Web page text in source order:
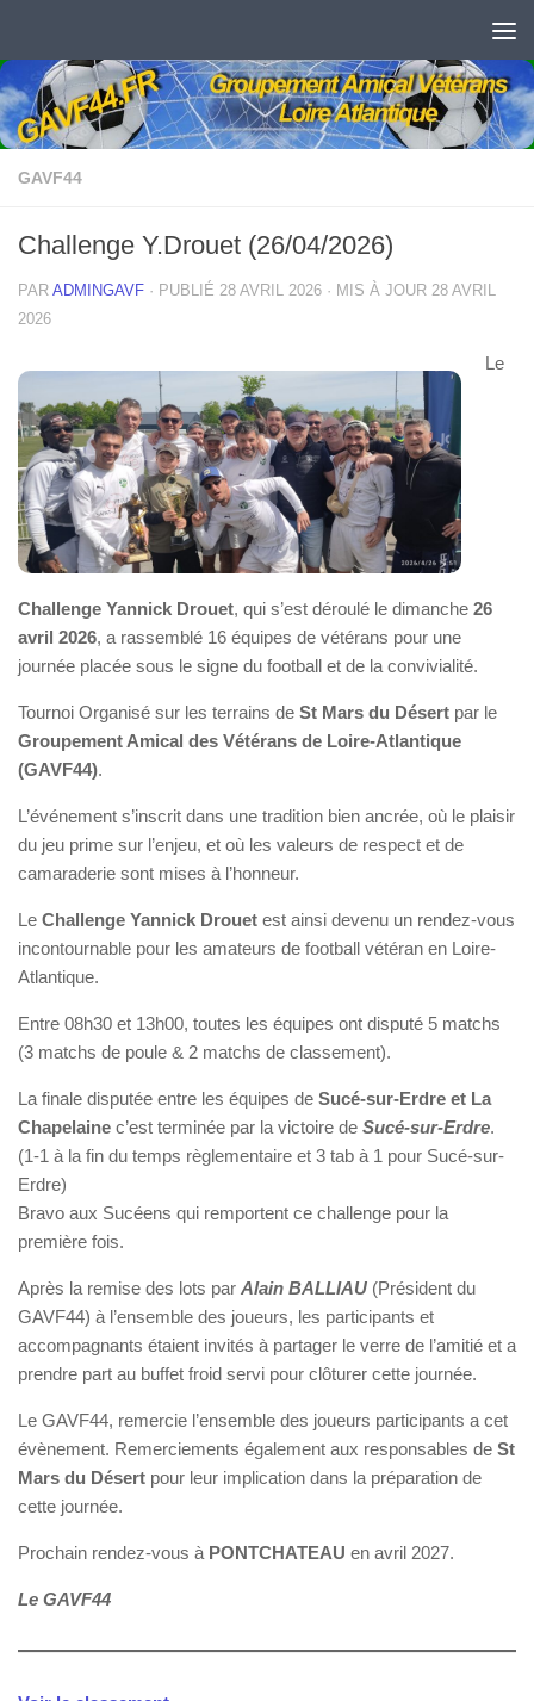
GAVF44
Challenge Y.Drouet (26/04/2026)
PAR ADMINGAVF · PUBLIÉ 28 AVRIL 2026 · MIS À JOUR 28 AVRIL
2026
Le
Challenge Yannick Drouet, qui s’est déroulé le dimanche 26
avril 2026, a rassemblé 16 équipes de vétérans pour une
journée placée sous le signe du football et de la convivialité.
Tournoi Organisé sur les terrains de St Mars du Désert par le
Groupement Amical des Vétérans de Loire-Atlantique
(GAVF44).
L’événement s’inscrit dans une tradition bien ancrée, où le plaisir
du jeu prime sur l’enjeu, et où les valeurs de respect et de
camaraderie sont mises à l’honneur.
Le Challenge Yannick Drouet est ainsi devenu un rendez-vous
incontournable pour les amateurs de football vétéran en Loire-
Atlantique.
Entre 08h30 et 13h00, toutes les équipes ont disputé 5 matchs
(3 matchs de poule & 2 matchs de classement).
La finale disputée entre les équipes de Sucé-sur-Erdre et La
Chapelaine c’est terminée par la victoire de Sucé-sur-Erdre.
(1-1 à la fin du temps règlementaire et 3 tab à 1 pour Sucé-sur-
Erdre)
Bravo aux Sucéens qui remportent ce challenge pour la
première fois.
Après la remise des lots par Alain BALLIAU (Président du
GAVF44) à l’ensemble des joueurs, les participants et
accompagnants étaient invités à partager le verre de l’amitié et a
prendre part au buffet froid servi pour clôturer cette journée.
Le GAVF44, remercie l’ensemble des joueurs participants a cet
évènement. Remerciements également aux responsables de St
Mars du Désert pour leur implication dans la préparation de
cette journée.
Prochain rendez-vous à PONTCHATEAU en avril 2027.
Le GAVF44